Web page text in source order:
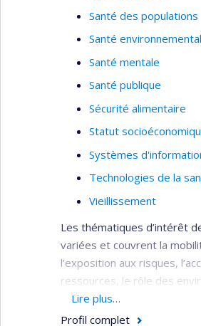
Santé des populations
Santé
Santé mentale
Santé publique
Sécurité alimentaire
Statut
Systèmes
Technologies de la
Vieillissement
Les thématiques d’intérêt
variées et couvrent la
l’exposition aux risques,
ressources, le rôle des
alimentaires, le
Lire plus…
Profil complet